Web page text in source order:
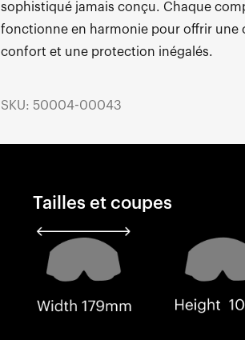
sophistiqué jamais conçu. Chaque
fonctionne en harmonie pour offrir une
confort et une protection inégalés.
SKU: 50004-00043
Tailles et coupes